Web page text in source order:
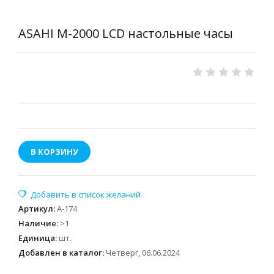
ASAHI M-2000 LCD настольные часы
В КОРЗИНУ
Артикул:А-174
Наличие: >1
Единица: шт.
Добавлен в каталог: Четверг, 06.06.2024